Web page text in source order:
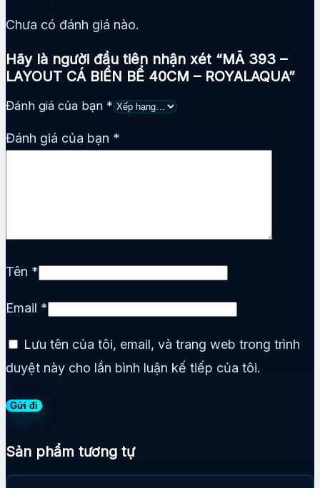
Chưa có đánh giá nào.
Hãy là người đầu tiên nhận xét “MÃ 393 –
LAYOUT CÁ BIỂN BỂ 40CM – ROYALAQUA”
Đánh giá của bạn *
Đánh giá của bạn *
Tên *
Email *
Lưu tên của tôi, email, và trang web trong trình
duyệt này cho lần bình luận kế tiếp của tôi.
Sản phẩm tương tự